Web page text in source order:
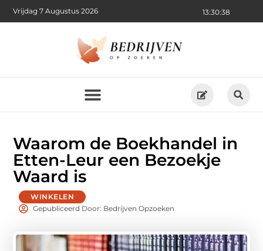
13:30:40
Vrijdag 7 Augustus 2026
Waarom de Boekhandel in
Etten-Leur een Bezoekje
Waard is
WINKELEN
Gepubliceerd Door: Bedrijven Opzoeken